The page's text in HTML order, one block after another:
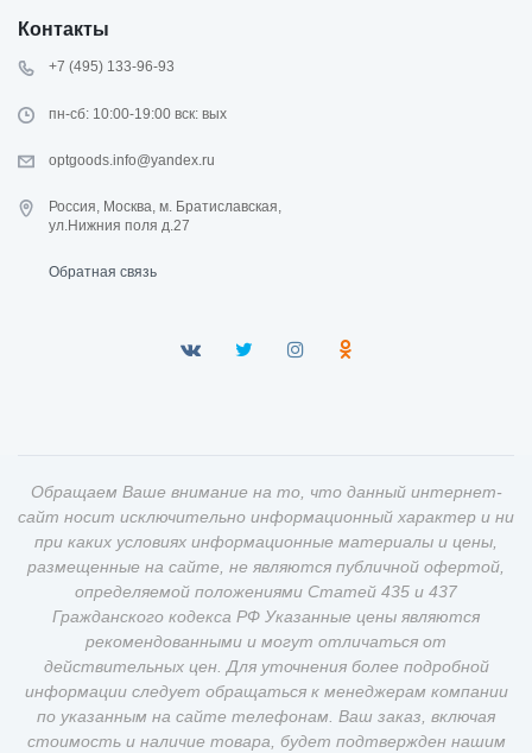
Контакты
+7 (495) 133-96-93
пн-сб: 10:00-19:00 вск: вых
optgoods.info@yandex.ru
Россия, Москва, м. Братиславская,
ул.Нижния поля д.27
Обратная связь
Обращаем Ваше внимание на то, что данный интернет-
сайт носит исключительно информационный характер и ни
при каких условиях информационные материалы и цены,
размещенные на сайте, не являются публичной офертой,
определяемой положениями Статей 435 и 437
Гражданского кодекса РФ Указанные цены являются
рекомендованными и могут отличаться от
действительных цен. Для уточнения более подробной
информации следует обращаться к менеджерам компании
по указанным на сайте телефонам. Ваш заказ, включая
стоимость и наличие товара, будет подтвержден нашим